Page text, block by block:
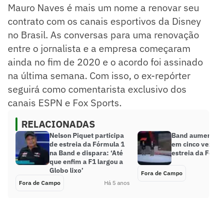
Mauro Naves é mais um nome a renovar seu
contrato com os canais esportivos da Disney
no Brasil. As conversas para uma renovação
entre o jornalista e a empresa começaram
ainda no fim de 2020 e o acordo foi assinado
na última semana. Com isso, o ex-repórter
seguirá como comentarista exclusivo dos
canais ESPN e Fox Sports.
RELACIONADAS
Nelson Piquet participa
de estreia da Fórmula 1
na Band e dispara: ‘Até
que enfim a F1 largou a
Globo lixo’
Fora de Campo Há 5 anos
Band
em cinco
estreia da
Fora de Campo